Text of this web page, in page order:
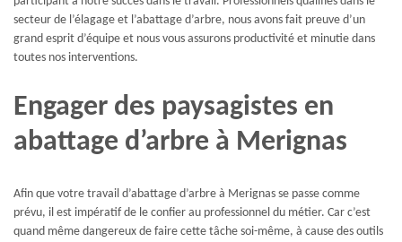
secteur de l’élagage et l’abattage d’arbre, nous avons fait preuve d’un
grand esprit d’équipe et nous vous assurons productivité et minutie dans
toutes nos interventions.
Engager des paysagistes en
abattage d’arbre à Merignas
Afin que votre travail d’abattage d’arbre à Merignas se passe comme
prévu, il est impératif de le confier au professionnel du métier. Car c’est
quand même dangereux de faire cette tâche soi-même, à cause des outils